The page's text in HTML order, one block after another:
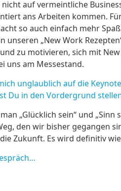
auf vermeintliche
ans Arbeiten kommen.
so auch einfach mehr
„New Work
zu motivieren, sich mit
uns am Messestand.
unglaublich auf die
Du in den Vordergrund
„Glücklich sein“ und „Sinn
den wir bisher gegangen
Zukunft. Es wird definitiv